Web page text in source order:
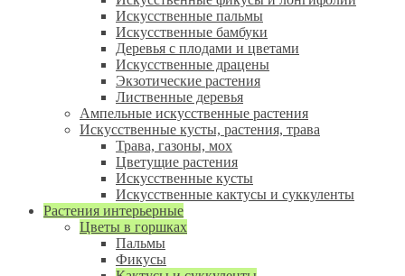
Искусственные пальмы
Искусственные бамбуки
Деревья с плодами и цветами
Искусственные драцены
Экзотические растения
Лиственные деревья
Ампельные искусственные растения
Искусственные кусты, растения, трава
Трава, газоны, мох
Цветущие растения
Искусственные кусты
Искусственные кактусы и суккуленты
Растения интерьерные
Цветы в горшках
Пальмы
Фикусы